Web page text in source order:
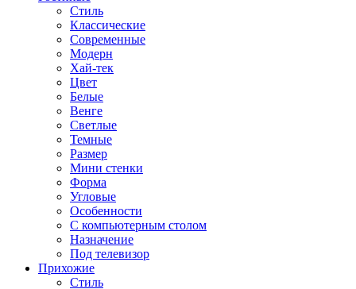
Стиль
Классические
Современные
Модерн
Хай-тек
Цвет
Белые
Венге
Светлые
Темные
Размер
Мини стенки
Форма
Угловые
Особенности
С компьютерным столом
Назначение
Под телевизор
Прихожие
Стиль